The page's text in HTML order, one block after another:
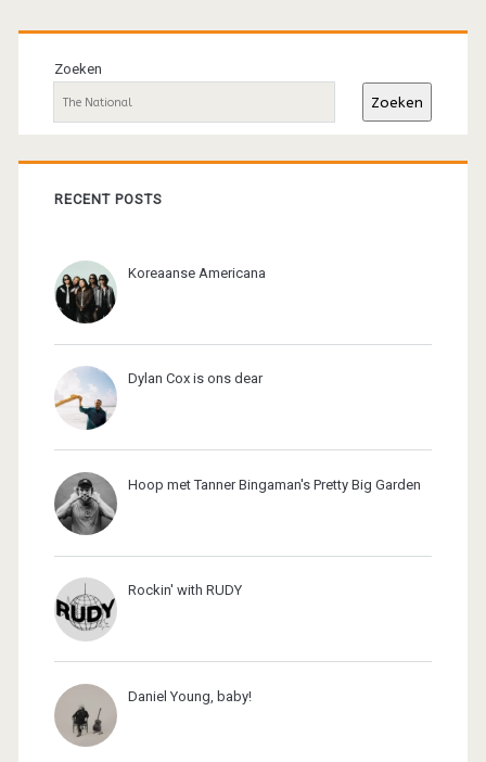
Primaire
sidebar
Zoeken
Zoeken
RECENT POSTS
Koreaanse Americana
Dylan Cox is ons dear
Hoop met Tanner Bingaman's Pretty Big Garden
Rockin' with RUDY
Daniel Young, baby!